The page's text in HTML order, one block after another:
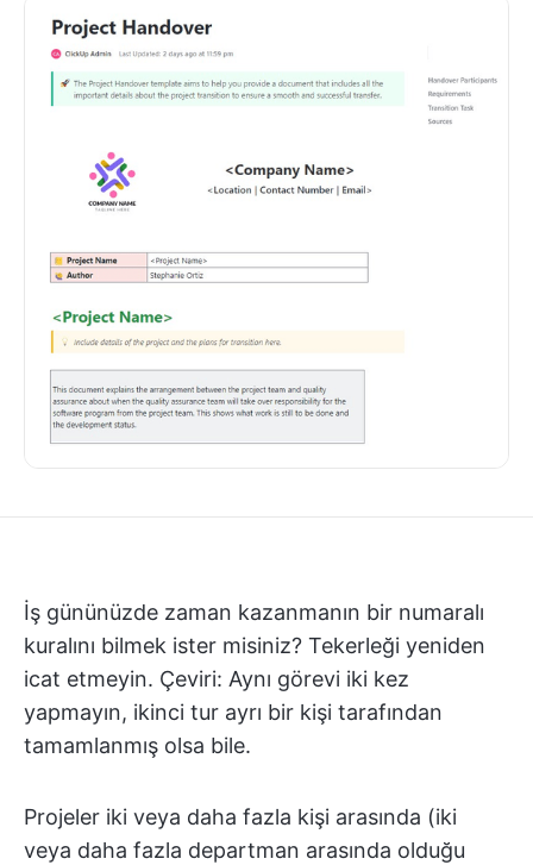
İş gününüzde zaman kazanmanın bir numaralı
kuralını bilmek ister misiniz? Tekerleği yeniden
icat etmeyin. Çeviri: Aynı görevi iki kez
yapmayın, ikinci tur ayrı bir kişi tarafından
tamamlanmış olsa bile.
Projeler iki veya daha fazla kişi arasında (iki
veya daha fazla departman arasında olduğu